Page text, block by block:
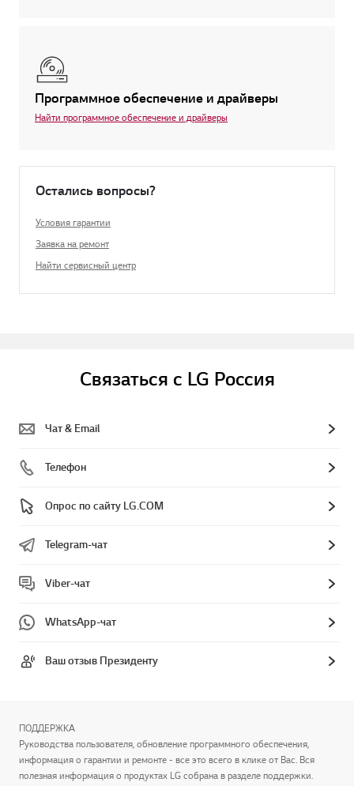
Программное обеспечение и драйверы
Найти программное обеспечение и драйверы
Остались вопросы?
Условия гарантии
Заявка на ремонт
Найти сервисный центр
Связаться с LG Россия
Чат & Email
Телефон
Опрос по сайту LG.COM
Telegram-чат
Viber-чат
WhatsApp-чат
Ваш отзыв Президенту
ПОДДЕРЖКА
Руководства пользователя, обновление программного обеспечения,
информация о гарантии и ремонте - все это всего в клике от Вас. Вся
полезная информация о продуктах LG собрана в разделе поддержки.